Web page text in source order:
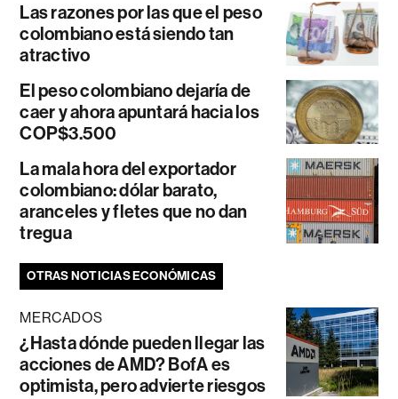
Las razones por las que el peso
colombiano está siendo tan
atractivo
El peso colombiano dejaría de
caer y ahora apuntará hacia los
COP$3.500
La mala hora del exportador
colombiano: dólar barato,
aranceles y fletes que no dan
tregua
OTRAS NOTICIAS ECONÓMICAS
MERCADOS
¿Hasta dónde pueden llegar las
acciones de AMD? BofA es
optimista, pero advierte riesgos